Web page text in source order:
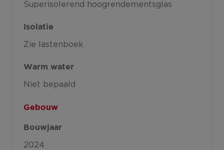
Superisolerend hoogrendementsglas
Isolatie
Zie lastenboek
Warm water
Niet bepaald
Gebouw
Bouwjaar
2024